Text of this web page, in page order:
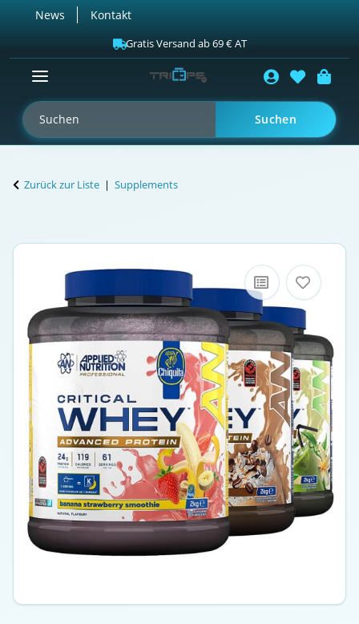
News Kontakt
Gratis Versand ab 69 € AT
Suchen
Zurück zur Liste Supplements